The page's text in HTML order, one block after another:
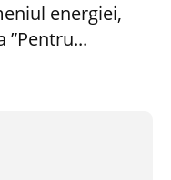
energiei,
”Pentru...